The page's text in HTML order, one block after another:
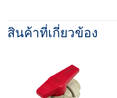
สินค้าที่เกี่ยวข้อง